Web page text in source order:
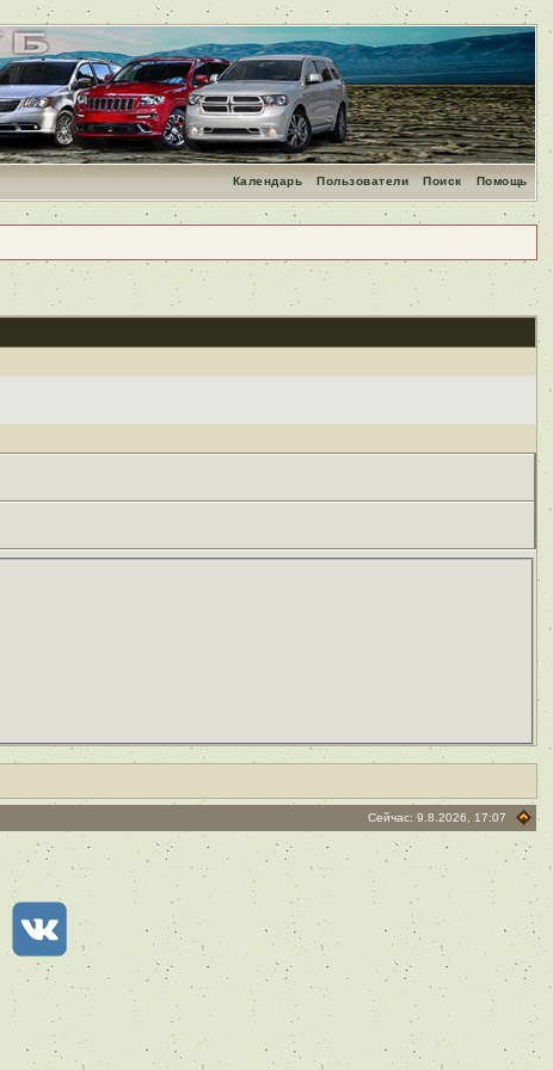
Помощь
Поиск
Пользователи
Календарь
Сейчас: 9.8.2026, 17:07